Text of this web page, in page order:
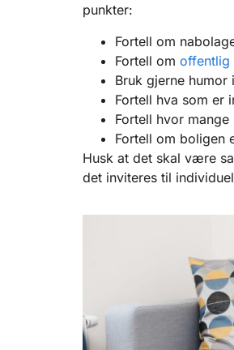
punkter:
Fortell om
Fortell om offentlig
Bruk gjerne
Fortell hva som er
Fortell hvor
Fortell om boligen
Husk at det skal være
det inviteres til